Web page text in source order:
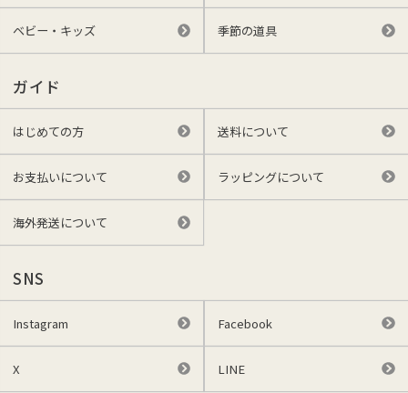
ベビー・キッズ 季節の道具
ガイド
はじめての方 送料について
お支払いについて ラッピングについて
海外発送について
SNS
Instagram Facebook
X LINE